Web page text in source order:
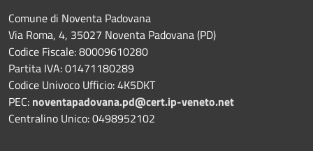
Comune di Noventa Padovana
Via Roma, 4, 35027 Noventa Padovana (PD)
Codice Fiscale: 80009610280
Partita IVA: 01471180289
Codice Univoco Ufficio: 4K5DKT
PEC: noventapadovana.pd@cert.ip-veneto.net
Centralino Unico: 0498952102